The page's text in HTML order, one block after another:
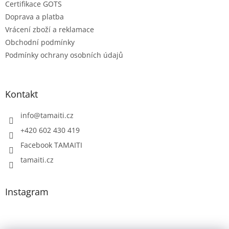
Certifikace GOTS
Doprava a platba
Vrácení zboží a reklamace
Obchodní podmínky
Podmínky ochrany osobních údajů
Kontakt
info@tamaiti.cz
+420 602 430 419
Facebook TAMAITI
tamaiti.cz
Instagram